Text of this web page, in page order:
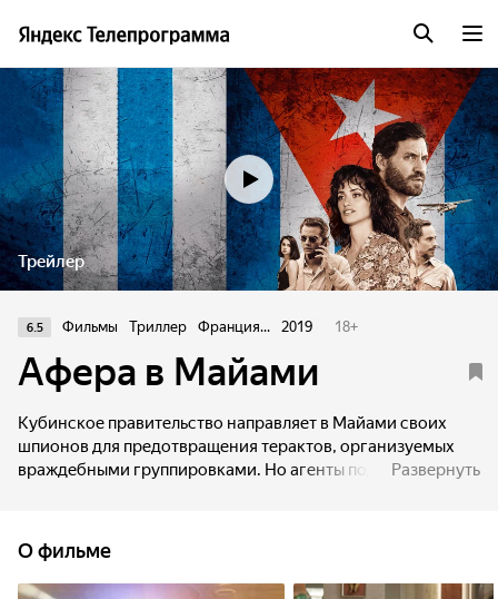
Трейлер
6.5 Фильмы Триллер Франция... 2019 18+
Афера в Майами
Кубинское правительство направляет в Майами своих
шпионов для предотвращения терактов, организуемых
враждебными группировками. Но агенты под прикрытием
что грозит мировым скандалом.
Развернуть
О фильме